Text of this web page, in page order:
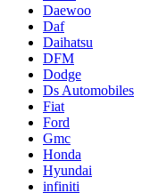
Daewoo
Daf
Daihatsu
DFM
Dodge
Ds Automobiles
Fiat
Ford
Gmc
Honda
Hyundai
infiniti